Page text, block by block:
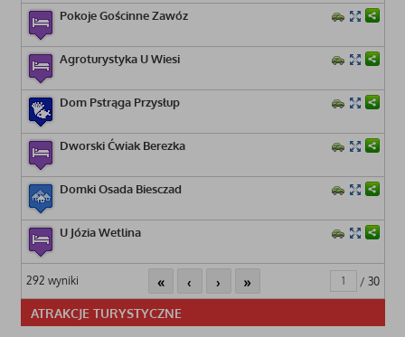
Pokoje Gościnne Zawóz
Agroturystyka U Wiesi
Dom Pstrąga Przysłup
Dworski Ćwiak Berezka
Domki Osada Biesczad
U Józia Wetlina
292 wyniki « ‹ › » / 30
ATRAKCJE TURYSTYCZNE